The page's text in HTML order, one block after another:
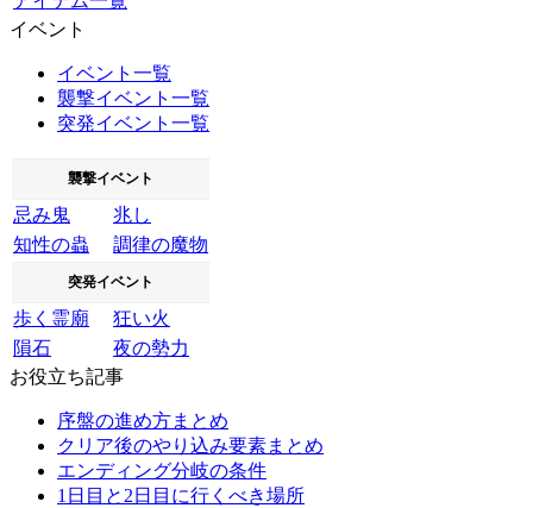
イベント
イベント一覧
襲撃イベント一覧
突発イベント一覧
襲撃イベント
忌み鬼
兆し
知性の蟲
調律の魔物
突発イベント
歩く霊廟
狂い火
隕石
夜の勢力
お役立ち記事
序盤の進め方まとめ
クリア後のやり込み要素まとめ
エンディング分岐の条件
1日目と2日目に行くべき場所